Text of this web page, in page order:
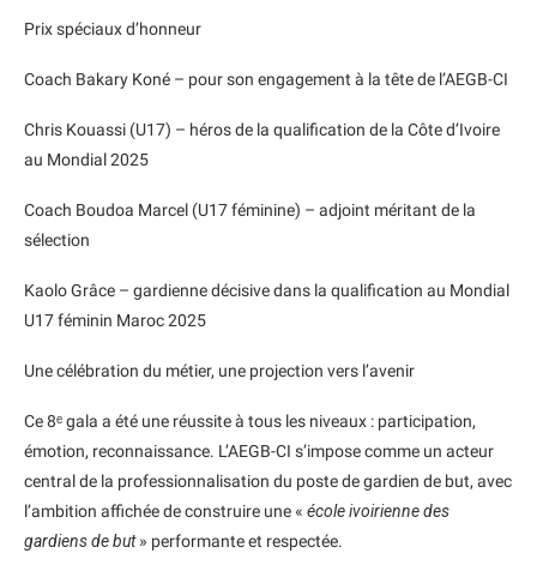
Prix spéciaux d’honneur
Coach Bakary Koné – pour son engagement à la tête de l’AEGB-CI
Chris Kouassi (U17) – héros de la qualification de la Côte d’Ivoire
au Mondial 2025
Coach Boudoa Marcel (U17 féminine) – adjoint méritant de la
sélection
Kaolo Grâce – gardienne décisive dans la qualification au Mondial
U17 féminin Maroc 2025
Une célébration du métier, une projection vers l’avenir
Ce 8ᵉ gala a été une réussite à tous les niveaux : participation,
émotion, reconnaissance. L’AEGB-CI s’impose comme un acteur
central de la professionnalisation du poste de gardien de but, avec
l’ambition affichée de construire une « école ivoirienne des
gardiens de but» performante et respectée.